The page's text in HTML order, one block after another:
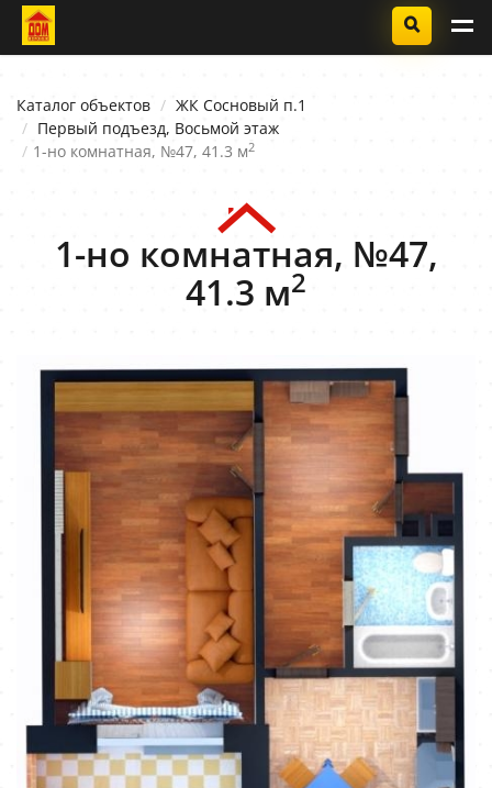
Каталог объектов
ЖК Сосновый п.1
Первый подъезд, Восьмой этаж
1-но комнатная, №47, 41.3 м2
1-но комнатная, №47,
41.3 м2